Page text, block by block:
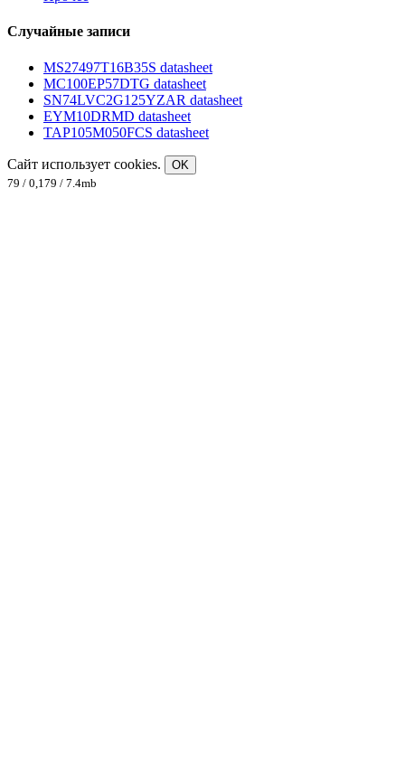
Случайные записи
MS27497T16B35S datasheet
MC100EP57DTG datasheet
SN74LVC2G125YZAR datasheet
EYM10DRMD datasheet
TAP105M050FCS datasheet
Сайт использует cookies.
OK
79 / 0,179 / 7.4mb